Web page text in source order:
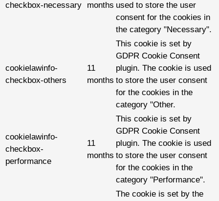
checkbox-necessary
months used to store the user
consent for the cookies in
the category "Necessary".
cookielawinfo-
checkbox-others
11
months
This cookie is set by
GDPR Cookie Consent
plugin. The cookie is used
to store the user consent
for the cookies in the
category "Other.
cookielawinfo-
checkbox-
performance
11
months
This cookie is set by
GDPR Cookie Consent
plugin. The cookie is used
to store the user consent
for the cookies in the
category "Performance".
The cookie is set by the